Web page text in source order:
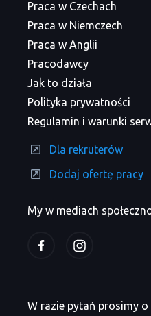
My w mediach
Praca w Czechach
Praca w Niemczech
Praca w Anglii
Pracodawcy
Jak to działa
Polityka prywatności
Regulamin i warunki
Dla rekruterów
Dodaj ofertę pracy
W razie pytań prosimy